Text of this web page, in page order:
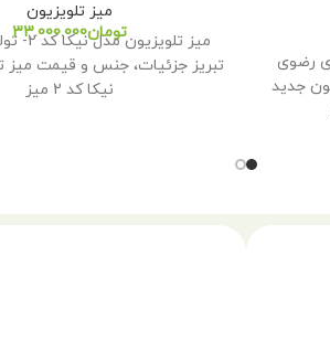
رضوی
جدید
میز تلویزیون
تومان
میز
تبریز جزئیات، جنس و قیمت میز
نیکا کد 2 میز